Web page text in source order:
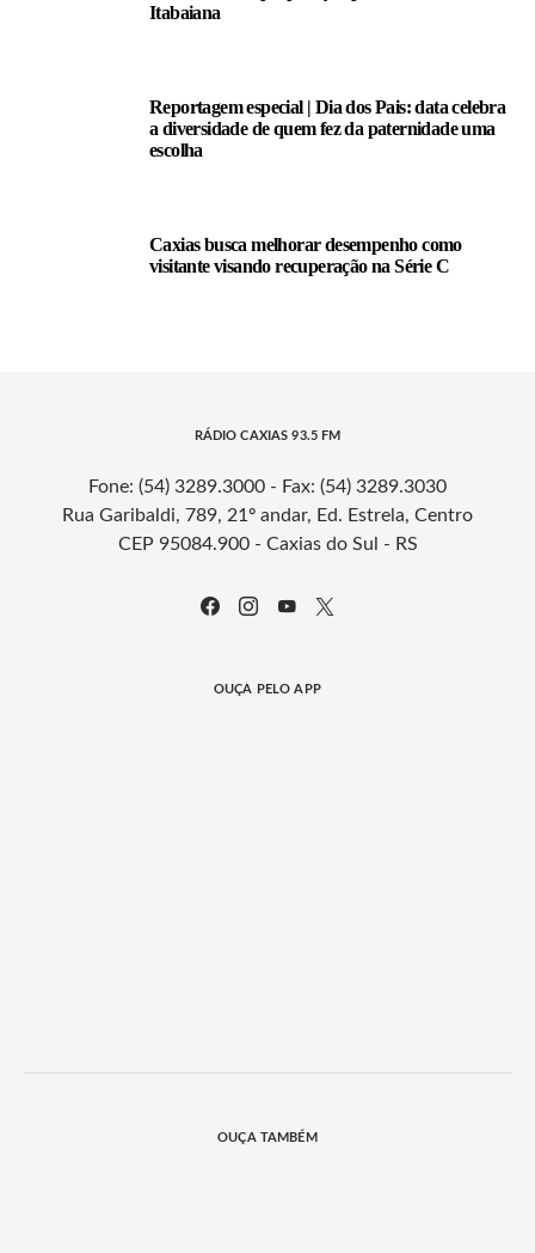
Itabaiana
Reportagem especial | Dia dos Pais: data celebra
a diversidade de quem fez da paternidade uma
escolha
Caxias busca melhorar desempenho como
visitante visando recuperação na Série C
RÁDIO CAXIAS 93.5 FM
Fone: (54) 3289.3000 - Fax: (54) 3289.3030
Rua Garibaldi, 789, 21º andar, Ed. Estrela, Centro
CEP 95084.900 - Caxias do Sul - RS
OUÇA PELO APP
OUÇA TAMBÉM